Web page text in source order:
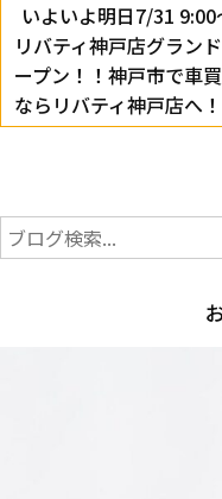
いよいよ明日7/31 9:00
リバティ神戸店グラン
ープン！！神戸市で車
ならリバティ神戸店へ！